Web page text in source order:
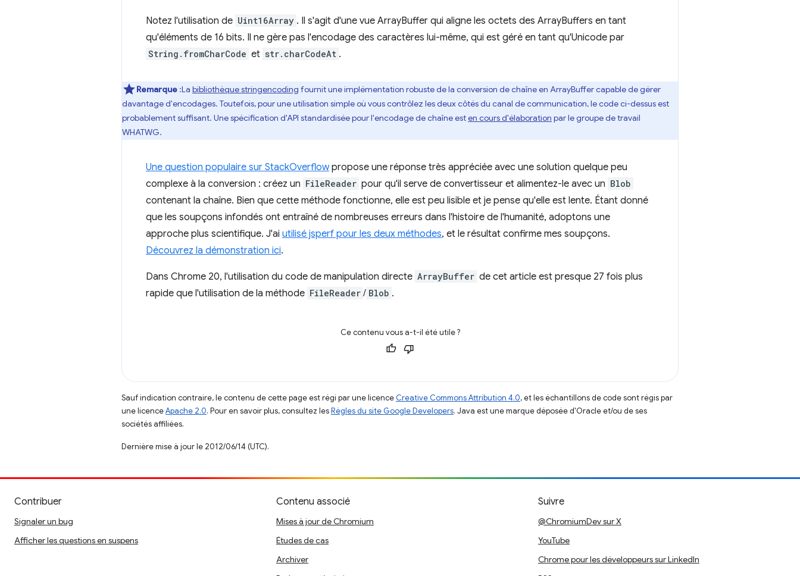
Notez l'utilisation de Uint16Array . Il s'agit d'une vue ArrayBuffer qui aligne les octets des ArrayBuffers en tant
qu'éléments de 16 bits. Il ne gère pas l'encodage des caractères lui-même, qui est géré en tant qu'Unicode par
String.fromCharCode et str.charCodeAt .
Remarque :La bibliothèque stringencoding fournit une implémentation robuste de la conversion de chaîne en ArrayBuffer capable de gérer
davantage d'encodages. Toutefois, pour une utilisation simple où vous contrôlez les deux côtés du canal de communication, le code ci-dessus est
probablement suffisant. Une spécification d'API standardisée pour l'encodage de chaîne esten cours d'élaboration par le groupe de travail
WHATWG.
Une question populaire sur StackOverflowpropose une réponse très appréciée avec une solution quelque peu
complexe à la conversion : créez un FileReader pour qu'il serve de convertisseur et alimentez-le avec un Blob
contenant la chaîne. Bien que cette méthode fonctionne, elle est peu lisible et je pense qu'elle est lente. Étant donné
que les soupçons infondés ont entraîné de nombreuses erreurs dans l'histoire de l'humanité, adoptons une
approche plus scientifique. J'ai utilisé jsperf pour les deux méthodes, et le résultat confirme mes soupçons.
Découvrez la démonstration ici.
Dans Chrome 20, l'utilisation du code de manipulation directe ArrayBuffer de cet article est presque 27 fois plus
rapide que l'utilisation de la méthode FileReader / Blob .
Ce contenu vous a-t-il été utile ?
Sauf indication contraire, le contenu de cette page est régi par une licence Creative Commons Attribution 4.0, et les échantillons de code sont régis par
une licenceApache 2.0. Pour en savoir plus, consultez lesRègles du site Google Developers. Java est une marque déposée d'Oracle et/ou de ses
sociétés affiliées.
Dernière mise à jour le 2012/06/14 (UTC).
Contribuer
Signaler un bug
Afficher les questions en suspens
Contenu associé
Mises à jour de Chromium
Études de cas
Archiver
Suivre
@ChromiumDev sur X
YouTube
Chrome pour les développeurs sur LinkedIn